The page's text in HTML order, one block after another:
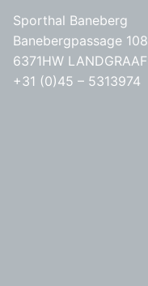
Sporthal Baneberg
Banebergpassage 108
6371HW LANDGRAAF
+31 (0)45 – 5313974